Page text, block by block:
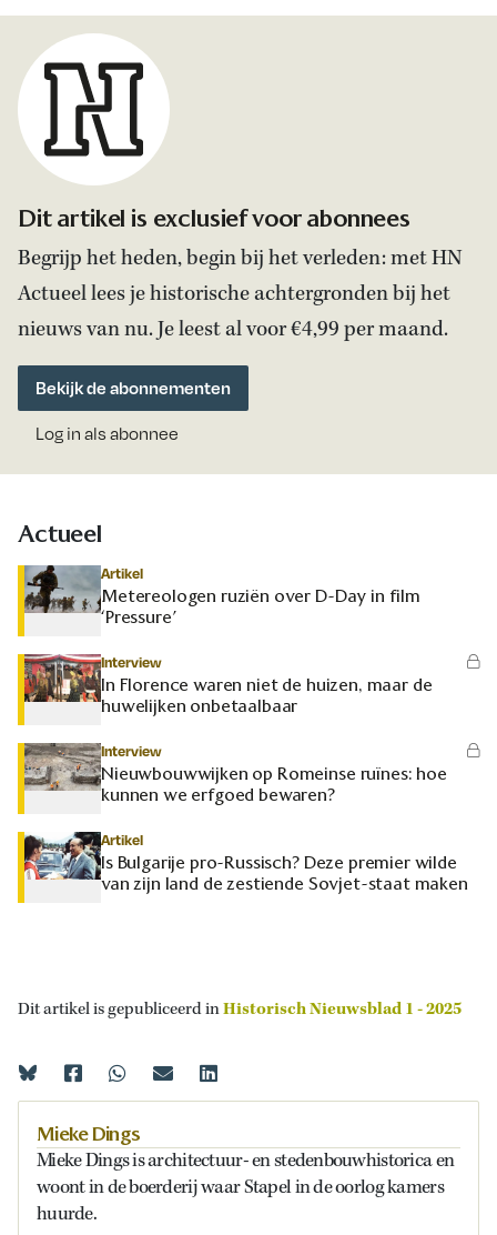
Dit artikel is exclusief voor abonnees
Begrijp het heden, begin bij het verleden: met HN
Actueel lees je historische achtergronden bij het
nieuws van nu. Je leest al voor €4,99 per maand.
Bekijk de abonnementen
Log in als abonnee
Actueel
Artikel
Metereologen ruziën over D-Day in film
‘Pressure’
Interview
In Florence waren niet de huizen, maar de
huwelijken onbetaalbaar
Interview
Nieuwbouwwijken op Romeinse ruïnes: hoe
kunnen we erfgoed bewaren?
Artikel
Is Bulgarije pro-Russisch? Deze premier wilde
van zijn land de zestiende Sovjet-staat maken
Dit artikel is gepubliceerd inHistorisch Nieuwsblad 1 - 2025
Mieke Dings
MiekeDingsis architectuur- en stedenbouwhistorica en
woont in de boerderij waar Stapel in de oorlog kamers
huurde.